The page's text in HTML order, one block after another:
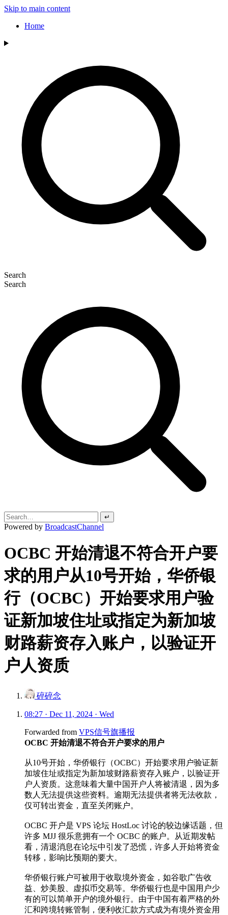
Skip to main content
Home
Search
Search
↵
Powered by BroadcastChannel
OCBC 开始清退不符合开户要
求的用户从10号开始，华侨银
行（OCBC）开始要求用户验
证新加坡住址或指定为新加坡
财路薪资存入账户，以验证开
户人资质
碎碎念
08:27 · Dec 11, 2024 · Wed
Forwarded from VPS信号旗播报
OCBC 开始清退不符合开户要求的用户
从10号开始，华侨银行（OCBC）开始要求用户验证新
加坡住址或指定为新加坡财路薪资存入账户，以验证开
户人资质。这意味着大量中国开户人将被清退，因为多
数人无法提供这些资料。逾期无法提供者将无法收款，
仅可转出资金，直至关闭账户。
OCBC 开户是 VPS 论坛 HostLoc 讨论的较边缘话题，但
许多 MJJ 很乐意拥有一个 OCBC 的账户。从近期发帖
看，清退消息在论坛中引发了恐慌，许多人开始将资金
转移，影响比预期的要大。
华侨银行账户可被用于收取境外资金，如谷歌广告收
益、炒美股、虚拟币交易等。华侨银行也是中国用户少
有的可以简单开户的境外银行。由于中国有着严格的外
汇和跨境转账管制，便利收汇款方式成为有境外资金用